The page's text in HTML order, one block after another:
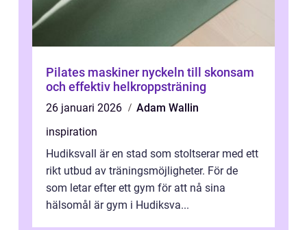
Pilates maskiner nyckeln till skonsam
och effektiv helkroppsträning
26 januari 2026
Adam Wallin
inspiration
Hudiksvall är en stad som stoltserar med ett
rikt utbud av träningsmöjligheter. För de
som letar efter ett gym för att nå sina
hälsomål är gym i Hudiksva...